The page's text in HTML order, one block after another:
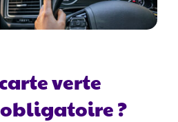
verte
?